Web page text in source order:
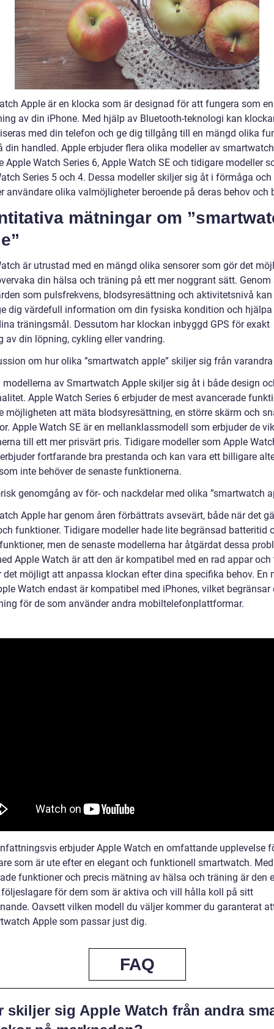
Apple är en klocka som är designad för att fungera som en
av din iPhone. Med hjälp av Bluetooth-teknologi kan
med din telefon och ge dig tillgång till en mängd olika
din handled. Apple erbjuder flera olika modeller av
Apple Watch Series 6, Apple Watch SE och tidigare modeller
Series 5 och 4. Dessa modeller skiljer sig åt i förmåga och
användare olika valmöjligheter beroende på deras behov och
mätningar om
är utrustad med en mängd olika sensorer som gör det
din hälsa och träning på ett mer noggrant sätt. Genom
som pulsfrekvens, blodsyresättning och aktivitetsnivå kan
dig värdefull information om din fysiska kondition och
träningsmål. Dessutom har klockan inbyggd GPS för exakt
av din löpning, cykling eller vandring.
om hur olika ”smartwatch apple” skiljer sig från varandra
modellerna av Smartwatch Apple skiljer sig åt i både design
Apple Watch Series 6 erbjuder de mest avancerade
möjligheten att mäta blodsyresättning, en större skärm och
Apple Watch SE är en mellanklassmodell som erbjuder de
till ett mer prisvärt pris. Tidigare modeller som Apple
fortfarande bra prestanda och kan vara ett billigare
inte behöver de senaste funktionerna.
genomgång av för- och nackdelar med olika ”smartwatch
Apple har genom åren förbättrats avsevärt, både när det
funktioner. Tidigare modeller hade lite begränsad batteritid
men de senaste modellerna har åtgärdat dessa
Apple Watch är att den är kompatibel med en rad appar
det möjligt att anpassa klockan efter dina specifika behov. En
Watch endast är kompatibel med iPhones, vilket begränsar
för de som använder andra mobiltelefonplattformar.
erbjuder Apple Watch en omfattande upplevelse
som är ute efter en elegant och funktionell smartwatch.
funktioner och precis mätning av hälsa och träning är den
för dem som är aktiva och vill hålla koll på sitt
Oavsett vilken modell du väljer kommer du garanterat
Apple som passar just dig.
FAQ
skiljer sig Apple Watch från andra